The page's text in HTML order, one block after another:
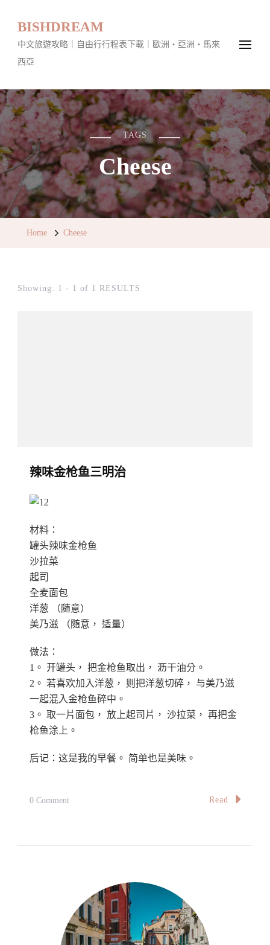
BISHDREAM
中文旅遊攻略｜自由行行程表下載｜歐洲・亞洲・馬來
西亞
TAGS
Cheese
Home Cheese
Showing: 1 - 1 of 1 RESULTS
辣味金枪鱼三明治
材料：
罐头辣味金枪鱼
沙拉菜
起司
全麦面包
洋葱 （随意）
美乃滋 （随意， 适量）
做法：
1。 开罐头， 把金枪鱼取出， 沥干油分。
2。 若喜欢加入洋葱， 则把洋葱切碎， 与美乃滋
一起混入金枪鱼碎中。
3。 取一片面包， 放上起司片， 沙拉菜， 再把金
枪鱼涂上。
后记：这是我的早餐。 简单也是美味。
0 CommentOn
明
治
Read